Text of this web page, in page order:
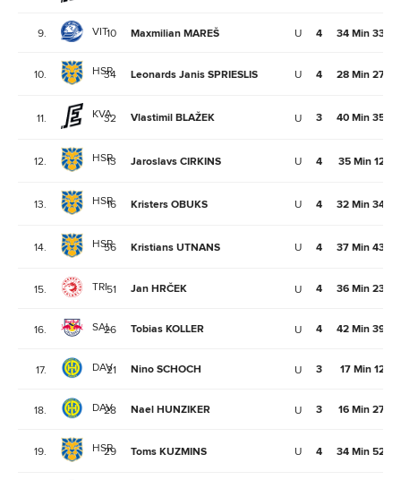
9. VIT10 Maxmilian MAREŠ U 4 34 Min
10. HSR
34 Leonards Janis SPRIESLIS U 4 28 Min
11. KVA32 Vlastimil BLAŽEK U 3 40 Min
12. HSR13 Jaroslavs CIRKINS U 4 35 Min
13. HSR16 Kristers OBUKS U 4 32 Min
14. HSR
56 Kristians UTNANS U 4 37 Min
15. TRI51 Jan HRČEK U 4 36 Min
16. SAL26 Tobias KOLLER U 4 42 Min
17. DAV21 Nino SCHOCH U 3 17 Min
18. DAV
28 Nael HUNZIKER U 3 16 Min
19. HSR
29 Toms KUZMINS U 4 34 Min